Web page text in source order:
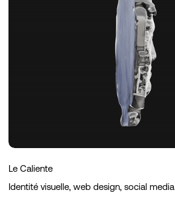
Le Caliente
Identité visuelle, web design, social media